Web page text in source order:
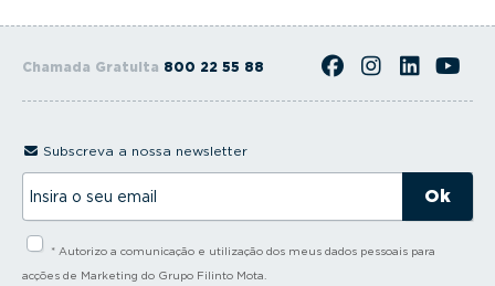
Chamada Gratuita 800 22 55 88
Subscreva a nossa newsletter
s
* Autorizo a comunicação e utilização dos meus dados pessoais para
acções de Marketing do Grupo Filinto Mota.